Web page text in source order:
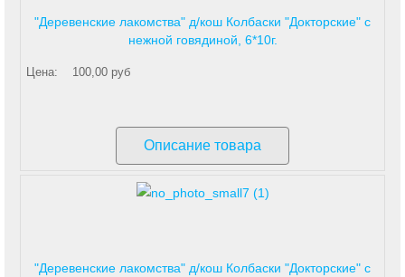
"Деревенские лакомства" д/кош Колбаски "Докторские" с
нежной говядиной, 6*10г.
Цена: 100,00 руб
Описание товара
"Деревенские лакомства" д/кош Колбаски "Докторские" с